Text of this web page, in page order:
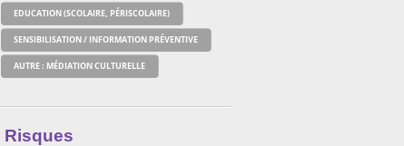
EDUCATION (SCOLAIRE, PÉRISCOLAIRE)
SENSIBILISATION / INFORMATION PRÉVENTIVE
AUTRE : MÉDIATION CULTURELLE
Risques